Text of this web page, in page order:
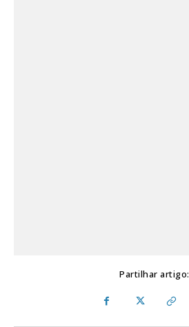
Partilhar artigo: